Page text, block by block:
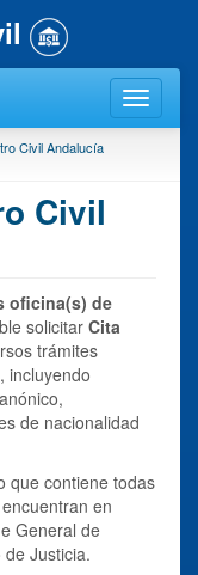
Civil Andalucía
Civil
oficina(s) de
solicitar Cita
trámites
incluyendo
de nacionalidad
que contiene todas
en
General de
Justicia.